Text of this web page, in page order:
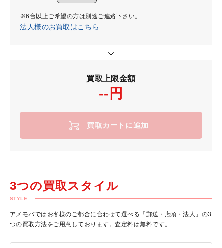
※6台以上ご希望の方は別途ご連絡下さい。
法人様のお買取はこちら
買取上限金額
--円
買取カートに追加
3つの買取スタイル
STYLE
アメモバではお客様のご都合に合わせて選べる「郵送・店頭・法人」の3
つの買取方法をご用意しております。査定料は無料です。